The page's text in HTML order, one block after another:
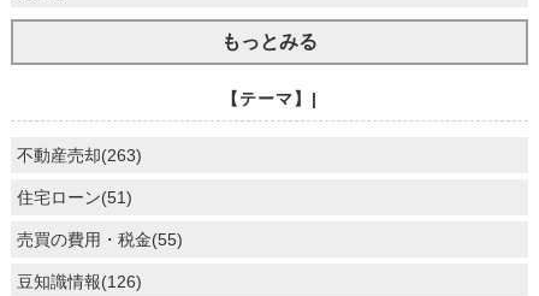
もっとみる
【テーマ】|
不動産売却(263)
住宅ローン(51)
売買の費用・税金(55)
豆知識情報(126)